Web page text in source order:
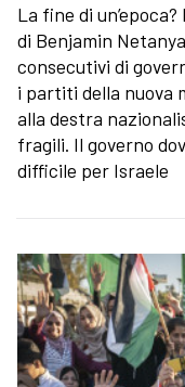
La fine di un’epoca?
di Benjamin
consecutivi di
i partiti della nuova
alla destra
fragili. Il governo
difficile per Israele